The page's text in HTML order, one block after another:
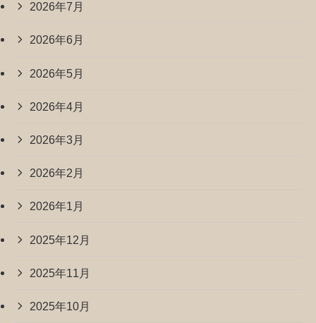
2026年7月
2026年6月
2026年5月
2026年4月
2026年3月
2026年2月
2026年1月
2025年12月
2025年11月
2025年10月